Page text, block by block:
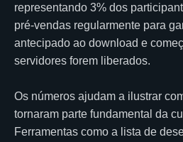
representando 3% dos
pré-vendas regularmente para
antecipado ao download e
servidores forem liberados.
Os números ajudam a ilustrar
tornaram parte fundamental da
Ferramentas como a lista de